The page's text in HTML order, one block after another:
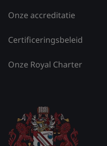
Onze accreditatie
Certificeringsbeleid
Onze Royal Charter